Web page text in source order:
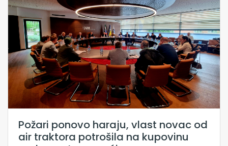
Požari ponovo haraju, vlast novac od
air traktora potrošila na kupovinu